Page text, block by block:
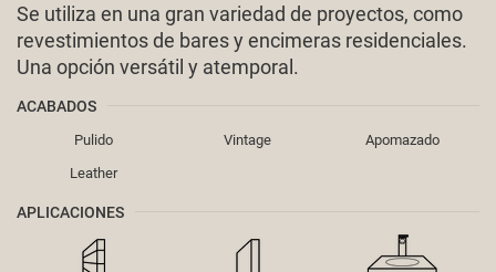
Se utiliza en una gran variedad de proyectos, como
revestimientos de bares y encimeras residenciales.
Una opción versátil y atemporal.
ACABADOS
Pulido Vintage
Apomazado
Leather
APLICACIONES